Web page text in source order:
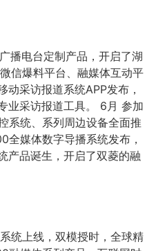
播电台定制产品，开启了湖
信爆料平台、融媒体互动平
动采访报道系统APP发布，
业采访报道工具。 6月 参加
系统、系列周边设备全面推
媒体数字导播系统发布，
产品诞生，开启了双菱的融
统上线，双模授时，全球精